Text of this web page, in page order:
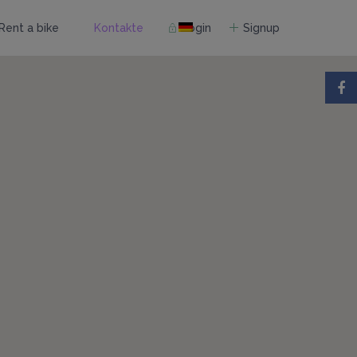
Login Signup
Rent a bike Kontakte